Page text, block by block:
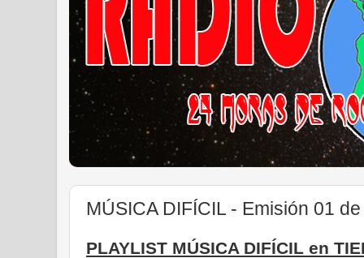
MÚSICA DIFÍCIL - Emisión 01
PLAYLIST MÚSICA DIFÍCIL en